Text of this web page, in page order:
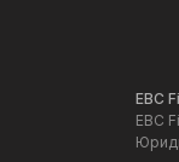
EBC
EBC